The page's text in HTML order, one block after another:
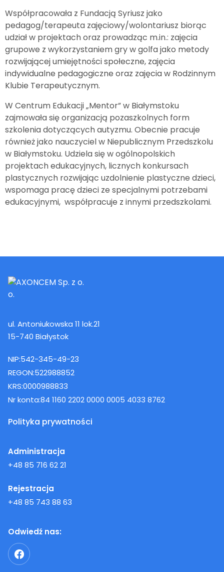
Współpracowała z Fundacją Syriusz jako
pedagog/terapeuta zajęciowy/wolontariusz biorąc
udział w projektach oraz prowadząc m.in.: zajęcia
grupowe z wykorzystaniem gry w golfa jako metody
rozwijającej umiejętności społeczne, zajęcia
indywidualne pedagogiczne oraz zajęcia w Rodzinnym
Klubie Terapeutycznym.
W Centrum Edukacji „Mentor” w Białymstoku
zajmowała się organizacją pozaszkolnych form
szkolenia dotyczących autyzmu. Obecnie pracuje
również jako nauczyciel w Niepublicznym Przedszkolu
w Białymstoku. Udziela się w ogólnopolskich
projektach edukacyjnych, licznych konkursach
plastycznych rozwijając uzdolnienie plastyczne dzieci,
wspomaga pracę dzieci ze specjalnymi potrzebami
edukacyjnymi, współpracuje z innymi przedszkolami.
ul. Antoniukowska 11 lok.21
15-740 Białystok
NIP:542-345-49-23
REGON:522988852
KRS:0000988833
Nr konta:84 1160 2202 0000 0005 4033 8762
Polityka prywatności
Administracja
+48 85 716 62 21
Rejestracja
+48 85 743 88 63
Odwiedź nas: